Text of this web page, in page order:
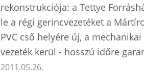
rekonstrukciója: a Tettye
le a régi gerincvezetéket a
PVC cső helyére új, a
vezeték kerül - hosszú időre
2011.05.26.